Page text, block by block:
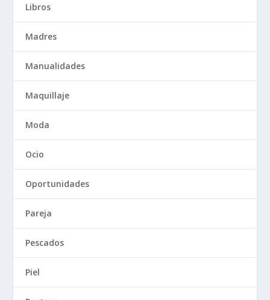
Libros
Madres
Manualidades
Maquillaje
Moda
Ocio
Oportunidades
Pareja
Pescados
Piel